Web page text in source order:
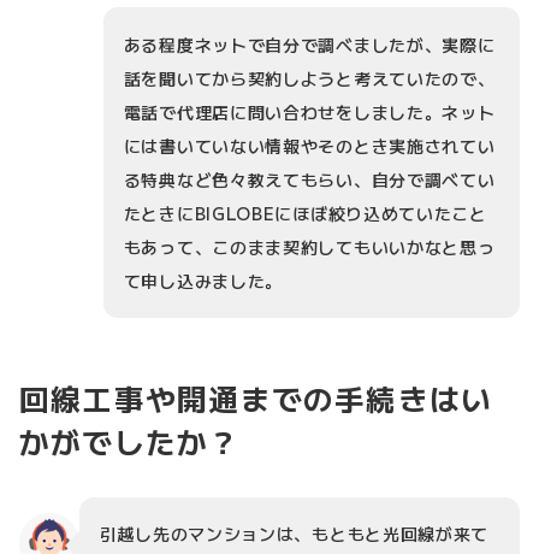
ある程度ネットで自分で調べましたが、実際に
話を聞いてから契約しようと考えていたので、
電話で代理店に問い合わせをしました。ネット
には書いていない情報やそのとき実施されてい
る特典など色々教えてもらい、自分で調べてい
たときにBIGLOBEにほぼ絞り込めていたこと
もあって、このまま契約してもいいかなと思っ
て申し込みました。
回線工事や開通までの手続きはい
かがでしたか？
引越し先のマンションは、もともと光回線が来て